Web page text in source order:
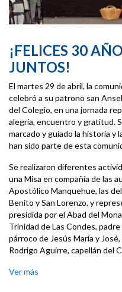
¡FELICES 30
JUNTOS!
El martes 29 de abril, la
celebró a su patrono san
del Colegio, en una jornada
alegría, encuentro y gratitud.
marcado y guiado la historia y
han sido parte de esta
Se realizaron diferentes
una Misa en compañía de las
Apostólico Manquehue, las
Benito y San Lorenzo, y
presidida por el Abad del
Trinidad de Las Condes,
párroco de Jesús María y
Rodrigo Aguirre, capellán del
Ver más